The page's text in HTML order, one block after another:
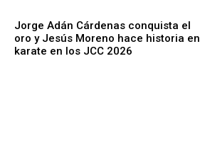
Jorge Adán Cárdenas conquista el
oro y Jesús Moreno hace historia en
karate en los JCC 2026